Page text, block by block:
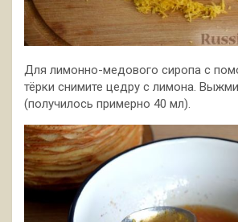
Для лимонно-медового сиропа с
тёрки снимите цедру с лимона.
(получилось примерно 40 мл).